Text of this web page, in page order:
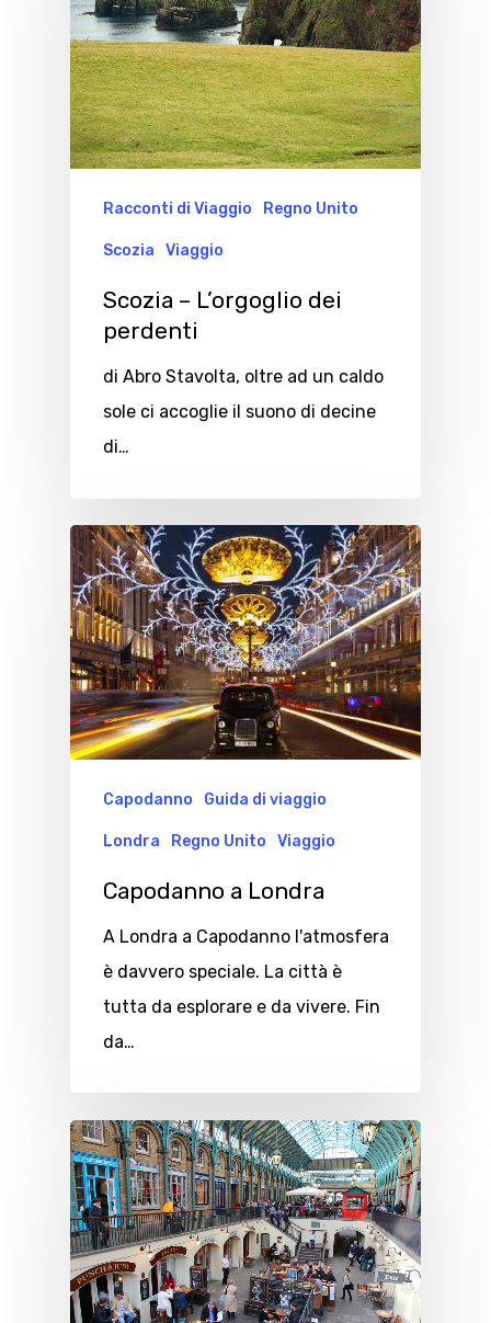
Racconti di Viaggio Regno Unito
Scozia Viaggio
Scozia – L’orgoglio dei
perdenti
di Abro Stavolta, oltre ad un caldo
sole ci accoglie il suono di decine
di…
Capodanno Guida di viaggio
Londra Regno Unito Viaggio
Capodanno a Londra
A Londra a Capodanno l'atmosfera
è davvero speciale. La città è
tutta da esplorare e da vivere. Fin
da…